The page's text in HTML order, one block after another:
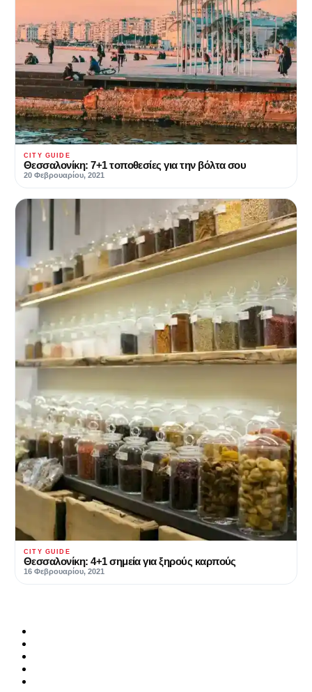
CITY GUIDE
Θεσσαλονίκη: 7+1 τοποθεσίες για την βόλτα σου
20 Φεβρουαρίου, 2021
CITY GUIDE
Θεσσαλονίκη: 4+1 σημεία για ξηρούς καρπούς
16 Φεβρουαρίου, 2021